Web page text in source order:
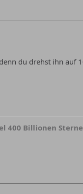
du drehst ihn auf
400 Billionen